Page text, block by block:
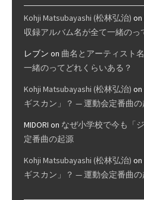
Kohji Matsubayashi (松林弘治) on
収録アルバム名が全て一緒のっ
レブン on 曲名とアーティスト
一緒のってどれくらいある？
Kohji Matsubayashi (松林弘治) on
ギスカン」？ — 運動会定番曲
MIDORI on なぜ小学校で今も「
定番曲の起源
Kohji Matsubayashi (松林弘治) on
ギスカン」？ — 運動会定番曲